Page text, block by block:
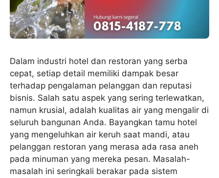
Dalam industri hotel dan restoran yang serba
cepat, setiap detail memiliki dampak besar
terhadap pengalaman pelanggan dan reputasi
bisnis. Salah satu aspek yang sering terlewatkan,
namun krusial, adalah kualitas air yang mengalir di
seluruh bangunan Anda. Bayangkan tamu hotel
yang mengeluhkan air keruh saat mandi, atau
pelanggan restoran yang merasa ada rasa aneh
pada minuman yang mereka pesan. Masalah-
masalah ini seringkali berakar pada sistem